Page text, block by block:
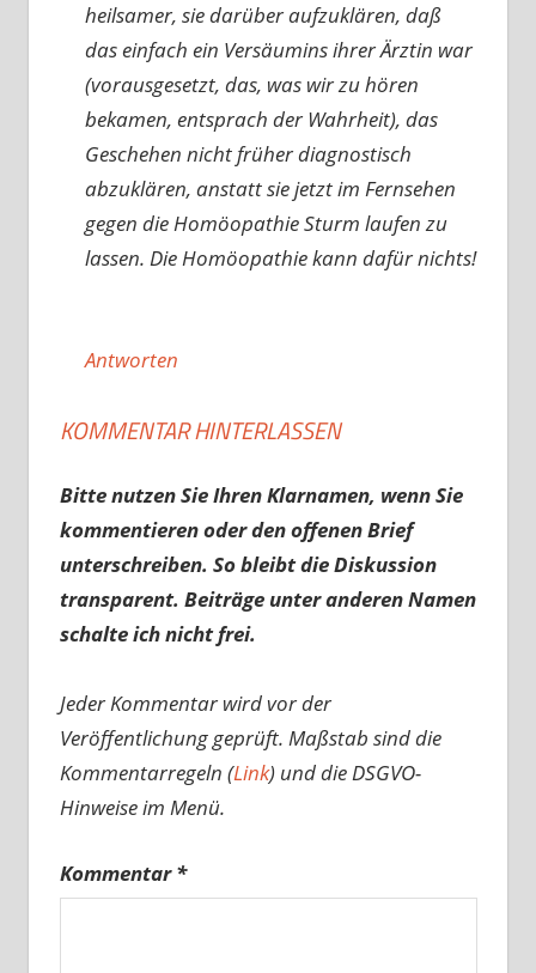
heilsamer, sie darüber aufzuklären, daß
das einfach ein Versäumins ihrer Ärztin war
(vorausgesetzt, das, was wir zu hören
bekamen, entsprach der Wahrheit), das
Geschehen nicht früher diagnostisch
abzuklären, anstatt sie jetzt im Fernsehen
gegen die Homöopathie Sturm laufen zu
lassen. Die Homöopathie kann dafür nichts!
Antworten
KOMMENTAR HINTERLASSEN
Bitte nutzen Sie Ihren Klarnamen, wenn Sie
kommentieren oder den offenen Brief
unterschreiben. So bleibt die Diskussion
transparent. Beiträge unter anderen Namen
schalte ich nicht frei.
Jeder Kommentar wird vor der
Veröffentlichung geprüft. Maßstab sind die
Kommentarregeln (Link) und die DSGVO-
Hinweise im Menü.
Kommentar*